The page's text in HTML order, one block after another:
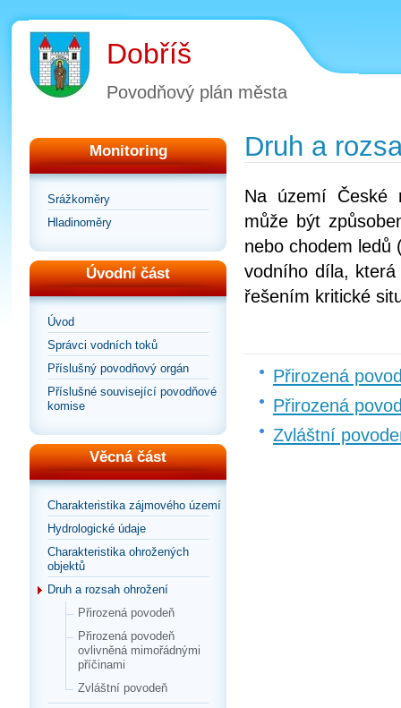
Dobříš
Povodňový plán města
Monitoring
Srážkoměry
Hladinoměry
Úvodní část
Úvod
Správci vodních toků
Příslušný povodňový orgán
Příslušné související povodňové
komise
Věcná část
Charakteristika zájmového území
Hydrologické údaje
Charakteristika ohrožených
objektů
Druh a rozsah ohrožení
Přirozená povodeň
Přirozená povodeň
ovlivněná mimořádnými
příčinami
Zvláštní povodeň
Druh a
Na území České
může být
nebo chodem ledů
vodního díla,
řešením kritické
Přirozená
Přirozená
Zvláštní